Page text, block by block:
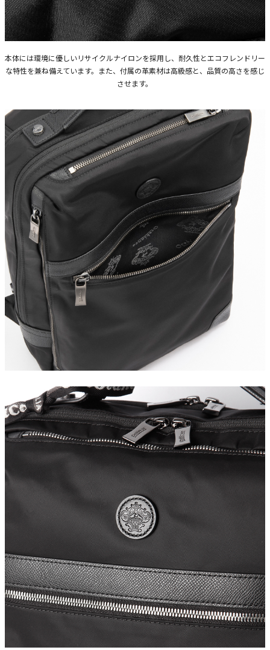
本体には環境に優しいリサイクルナイロンを採用し、耐久性とエコフレンドリー
な特性を兼ね備えています。また、付属の革素材は高級感と、品質の高さを感じ
させます。